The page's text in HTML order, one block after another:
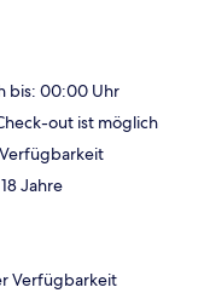
bis: 00:00 Uhr
out ist möglich
Jahre
Verfügbarkeit